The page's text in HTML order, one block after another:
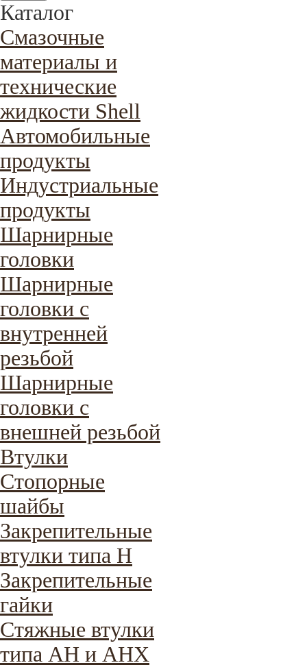
Каталог
Смазочные
материалы и
технические
жидкости Shell
Автомобильные
продукты
Индустриальные
продукты
Шарнирные
головки
Шарнирные
головки с
внутренней
резьбой
Шарнирные
головки с
внешней резьбой
Втулки
Стопорные
шайбы
Закрепительные
втулки типа H
Закрепительные
гайки
Стяжные втулки
типа AH и AHX